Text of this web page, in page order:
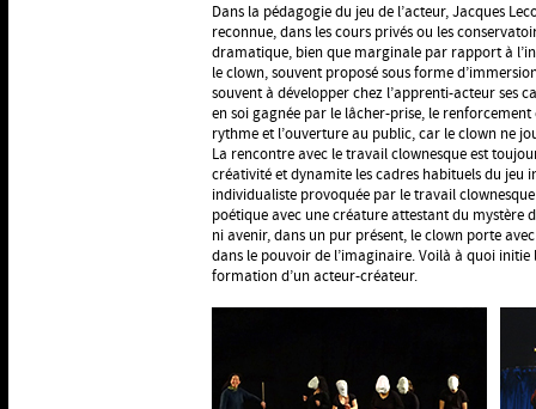
Dans la pédagogie du jeu de l’acteur, Jacques
reconnue, dans les cours privés ou les
dramatique, bien que marginale par rapport à
le clown, souvent proposé sous forme
souvent à développer chez l’apprenti-acteur ses
en soi gagnée par le lâcher-prise, le
rythme et l’ouverture au public, car le clown ne
La rencontre avec le travail clownesque est
créativité et dynamite les cadres habituels du jeu
individualiste provoquée par le travail
poétique avec une créature attestant du mystère
ni avenir, dans un pur présent, le clown porte
dans le pouvoir de l’imaginaire. Voilà à quoi initie
formation d’un acteur-créateur.